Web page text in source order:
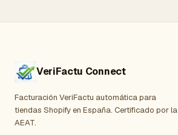
VeriFactu Connect
Facturación VeriFactu automática para
tiendas Shopify en España. Certificado por la
AEAT.